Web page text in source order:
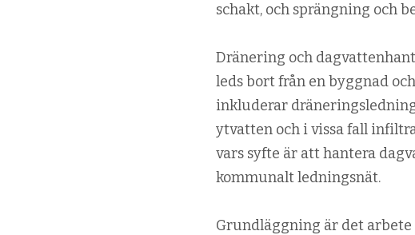
schakt, och sprängning och
Dränering och
leds bort från en byggnad
inkluderar
ytvatten och i vissa fall
vars syfte är att hantera
kommunalt ledningsnät.
Grundläggning är det